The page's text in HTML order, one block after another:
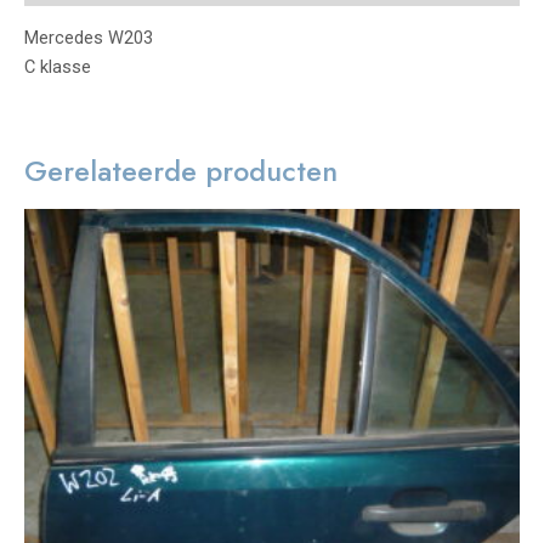
Mercedes W203
C klasse
Gerelateerde producten